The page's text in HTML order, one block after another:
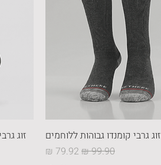
זוג גרבי קומנדו גבוהות ללוחמים
מחיר רגילמחיר מבצע
זוג